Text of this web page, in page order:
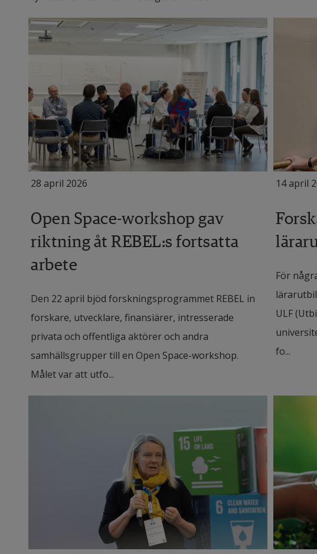
28 april 2026
Open Space-workshop gav
riktning åt REBEL:s fortsatta
arbete
Den 22 april bjöd forskningsprogrammet REBEL in
forskare, utvecklare, finansiärer, intresserade
privata och offentliga aktörer och andra
samhällsgrupper till en Open Space-workshop.
Målet var att utfo...
14 april
För
ULF
fo...